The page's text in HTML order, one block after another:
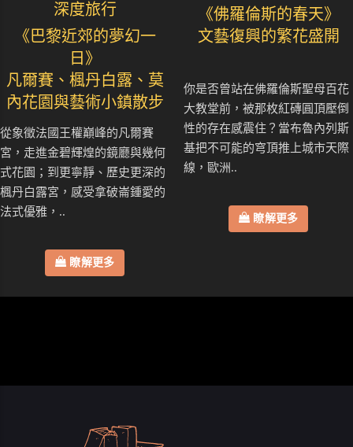
深度旅行
《巴黎近郊的夢幻一
日》
凡爾賽、楓丹白露、莫
內花園與藝術小鎮散步
從象徵法國王權巔峰的凡爾賽
宮，走進金碧輝煌的鏡廳與幾何
式花園；到更寧靜、歷史更深的
楓丹白露宮，感受拿破崙鍾愛的
法式優雅，..
瞭解更多
《佛羅倫斯的春天》
文藝復興的繁花盛開
你是否曾站在佛羅倫斯聖母百花
大教堂前，被那枚紅磚圓頂壓倒
性的存在感震住？當布魯內列斯
基把不可能的穹頂推上城市天際
線，歐洲..
瞭解更多